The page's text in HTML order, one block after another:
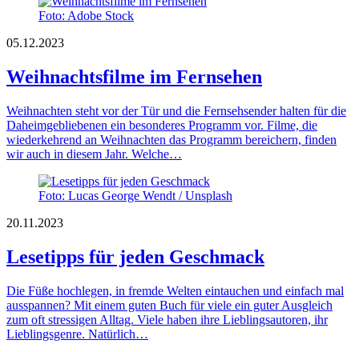
Foto: Adobe Stock
05.12.2023
Weihnachtsfilme im Fernsehen
Weihnachten steht vor der Tür und die Fernsehsender halten für die
Daheimgebliebenen ein besonderes Programm vor. Filme, die
wiederkehrend an Weihnachten das Programm bereichern, finden
wir auch in diesem Jahr. Welche…
Foto: Lucas George Wendt / Unsplash
20.11.2023
Lesetipps für jeden Geschmack
Die Füße hochlegen, in fremde Welten eintauchen und einfach mal
ausspannen? Mit einem guten Buch für viele ein guter Ausgleich
zum oft stressigen Alltag. Viele haben ihre Lieblingsautoren, ihr
Lieblingsgenre. Natürlich…